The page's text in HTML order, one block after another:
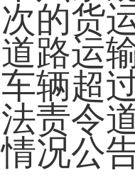
次的货
道路运
车辆超
法责令
情况公